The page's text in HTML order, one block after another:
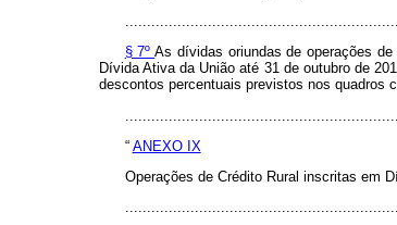
§ 7ºAs dívidas oriundas de operações
Dívida Ativa da União até 31 de outubro de
descontos percentuais previstos nos quadros
“ ANEXO IX
Operações de Crédito Rural inscritas em